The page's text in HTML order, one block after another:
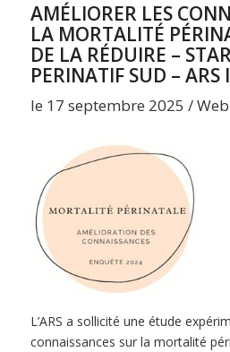
AMÉLIORER LES
LA MORTALITÉ
DE LA RÉDUIRE –
PERINATIF SUD – ARS
le 17 septembre 2025 /
L’ARS a sollicité une étude
connaissances sur la mortalité